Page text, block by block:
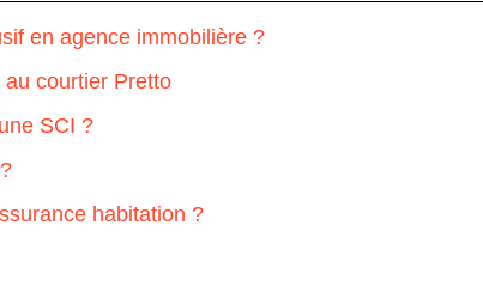
en agence immobilière ?
courtier Pretto
SCI ?
habitation ?